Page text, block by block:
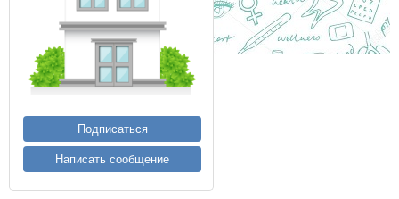
Подписаться
Написать сообщение